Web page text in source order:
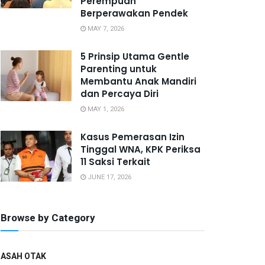
Berperawakan Pendek
MAY 7, 2026
5 Prinsip Utama Gentle
Parenting untuk
Membantu Anak Mandiri
dan Percaya Diri
MAY 1, 2026
Kasus Pemerasan Izin
Tinggal WNA, KPK Periksa
11 Saksi Terkait
JUNE 17, 2026
Browse by Category
ASAH OTAK